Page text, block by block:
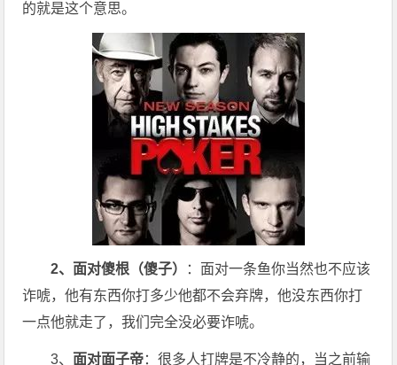
的就是这个意思。
2、面对傻根（傻子）
：面对一条鱼你当然也不应该
诈唬，他有东西你打多少他都不会弃牌，他没东西你打
一点他就走了，我们完全没必要诈唬。
3、 面对面子帝：很多人打牌是不冷静的，当之前输